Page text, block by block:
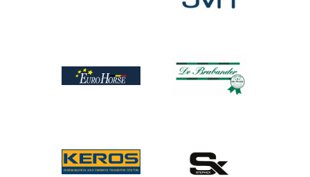
Afbeelding
Afbeelding
Afbeelding
Afbeelding